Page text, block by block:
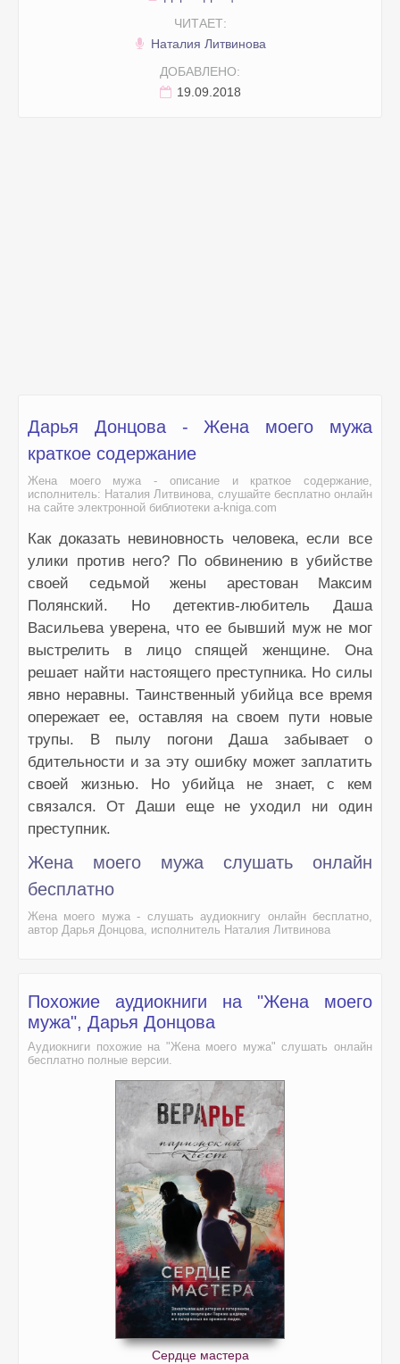
ЧИТАЕТ:
Наталия Литвинова
ДОБАВЛЕНО:
19.09.2018
Дарья Донцова - Жена моего мужа
краткое содержание
Жена моего мужа - описание и краткое содержание,
исполнитель: Наталия Литвинова, слушайте бесплатно онлайн
на сайте электронной библиотеки a-kniga.com
Как доказать невиновность человека, если все
улики против него? По обвинению в убийстве
своей седьмой жены арестован Максим
Полянский. Но детектив-любитель Даша
Васильева уверена, что ее бывший муж не мог
выстрелить в лицо спящей женщине. Она
решает найти настоящего преступника. Но силы
явно неравны. Таинственный убийца все время
опережает ее, оставляя на своем пути новые
трупы. В пылу погони Даша забывает о
бдительности и за эту ошибку может заплатить
своей жизнью. Но убийца не знает, с кем
связался. От Даши еще не уходил ни один
преступник.
Жена моего мужа слушать онлайн
бесплатно
Жена моего мужа - слушать аудиокнигу онлайн бесплатно,
автор Дарья Донцова, исполнитель Наталия Литвинова
Похожие аудиокниги на "Жена моего
мужа", Дарья Донцова
Аудиокниги похожие на "Жена моего мужа" слушать онлайн
бесплатно полные версии.
Сердце мастера